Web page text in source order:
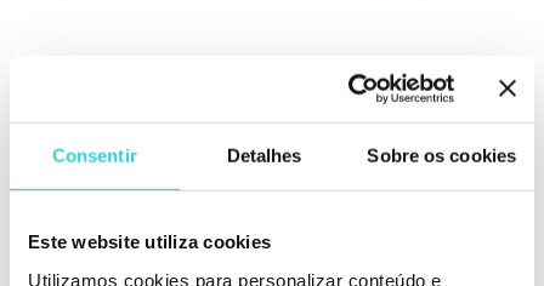
Consentir Detalhes Sobre os cookies
Este website utiliza cookies
Utilizamos cookies para personalizar conteúdo e